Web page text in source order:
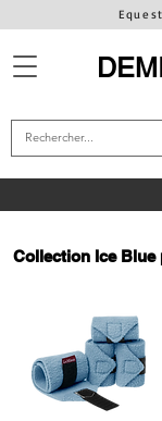
Collection Ice Blue